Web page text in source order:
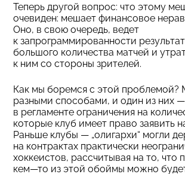
Теперь другой вопрос: что этому
очевиден: мешает финансовое
Оно, в свою очередь, ведет
к запрограммированности
большого количества матчей и
к ним со стороны зрителей.
Как мы боремся с этой проблемой?
разными способами, и один из них
в регламенте ограничения на
которые клуб имеет право заявить
Раньше клубы — „олигархи“ могли
на контрактах практически
хоккеистов, рассчитывая на то, что
кем—то из этой обоймы можно